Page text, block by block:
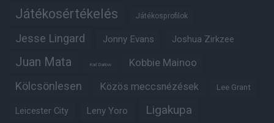
Játékosértékelés Játékosprofilok
Jesse Lingard Jonny Evans Joshua Zirkzee
Juan Mata Karl Darlow Kobbie Mainoo
Kölcsönlesen Közös meccsnézések Lee Grant
Leicester City Leny Yoro Ligakupa